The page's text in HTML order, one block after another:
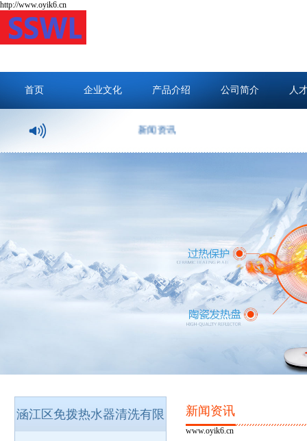
http://www.oyik6.cn
首页 企业文化 产品介绍 公司简介 人
新闻资讯
涵江区免拨热水器清洗有限 新闻资讯
www.oyik6.cn